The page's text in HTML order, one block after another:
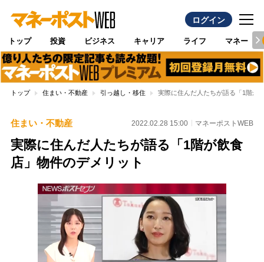
ログイン
トップ 投資 ビジネス キャリア ライフ マネー
トップ 住まい・不動産 引っ越し・移住 実際に住んだ人たちが語る「1階が
住まい・不動産 2022.02.28 15:00 マネーポストWEB
実際に住んだ人たちが語る「1階が飲食
店」物件のデメリット